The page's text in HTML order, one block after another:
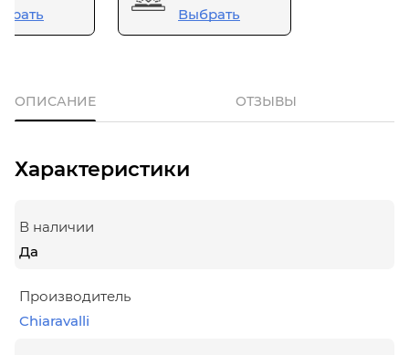
Выбрать
ОПИСАНИЕ ОТЗЫВЫ
Характеристики
В наличии
Да
Производитель
Chiaravalli